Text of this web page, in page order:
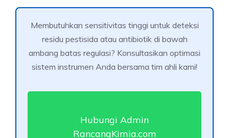
Membutuhkan sensitivitas tinggi untuk deteksi
residu pestisida atau antibiotik di bawah
ambang batas regulasi? Konsultasikan optimasi
sistem instrumen Anda bersama tim ahli kami!
Hubungi Admin
RancangKimia.com